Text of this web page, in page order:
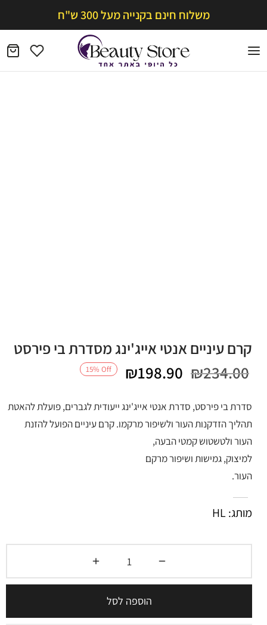
משלוח חינם בקנייה מעל 300 ש"ח
קרם עיניים אנטי אייג'ינג מסדרת בי פירסט
15% Off ₪234.00
המחיר
המקורי
היה:
₪234.00.
₪198.90
המחיר
הנוכחי
הוא:
סדרת בי פירסט, סדרת אנטי אייג'ינג ייעודית לגברים, פועלת להאטת
תהליך הזדקנות העור ולשיפור מרקמו. קרם עיניים הפועל להזנת
העור ולטשטוש קמטי הבעה,
למיצוק, גמישות ושיפור מרקם
העור.
מותג: HL
הוספה לסל